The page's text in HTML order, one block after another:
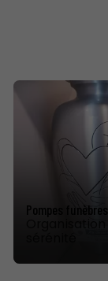
Pompes funèbres